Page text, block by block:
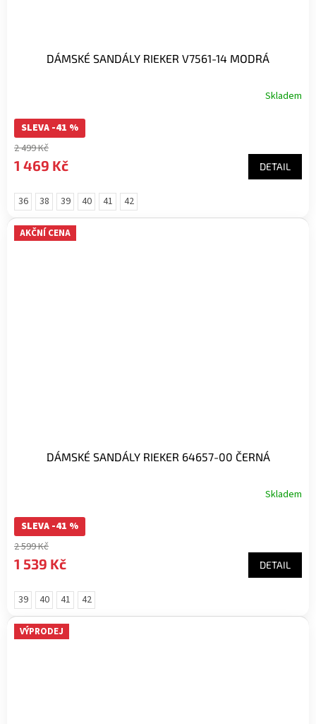
DÁMSKÉ SANDÁLY RIEKER V7561-14 MODRÁ
Skladem
SLEVA -41 %
2 499 Kč
1 469 Kč DETAIL
36 38 39 40 41 42
AKČNÍ CENA
DÁMSKÉ SANDÁLY RIEKER 64657-00 ČERNÁ
Skladem
SLEVA -41 %
2 599 Kč
1 539 Kč DETAIL
39 40 41 42
VÝPRODEJ